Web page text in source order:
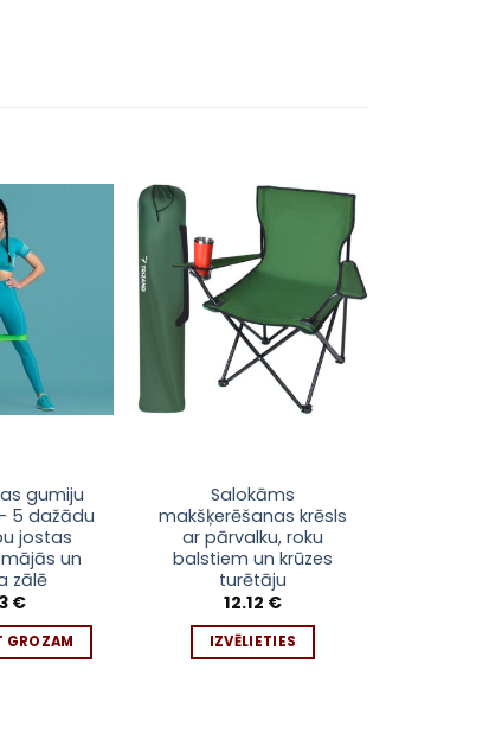
Pievienot
sarakstam
gumiju
5 dažādu
jostas
un
zālē
€
GROZAM
Pievienot
sarakstam
Salokāms
makšķerēšanas krēsls
ar pārvalku, roku
balstiem un krūzes
turētāju
12.12 €
IZVĒLIETIES
product
has
options